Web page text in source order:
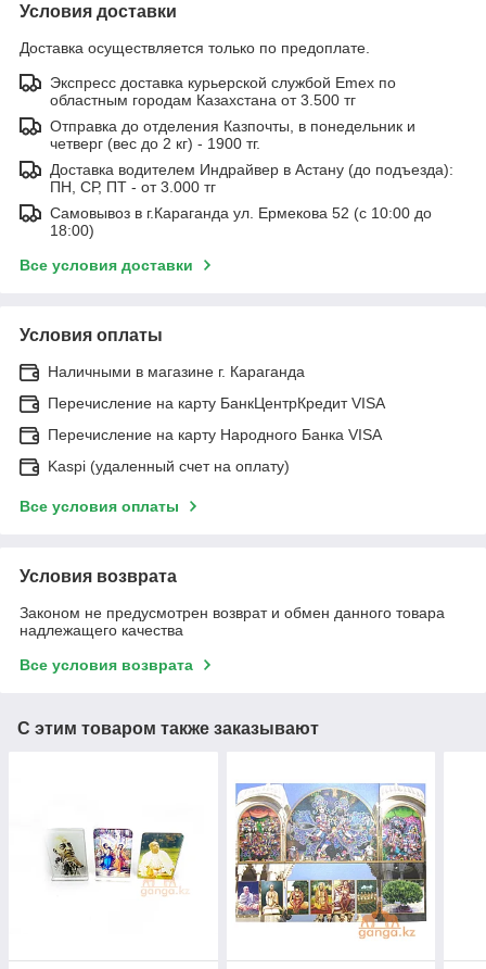
Условия доставки
Доставка осуществляется только по предоплате.
Экспресс доставка курьерской службой Emex по
областным городам Казахстана от 3.500 тг
Отправка до отделения Казпочты, в понедельник и
четверг (вес до 2 кг) - 1900 тг.
Доставка водителем Индрайвер в Астану (до подъезда):
ПН, СР, ПТ - от 3.000 тг
Самовывоз в г.Караганда ул. Ермекова 52 (с 10:00 до
18:00)
Все условия доставки
Условия оплаты
Наличными в магазине г. Караганда
Перечисление на карту БанкЦентрКредит VISA
Перечисление на карту Народного Банка VISA
Kaspi (удаленный счет на оплату)
Все условия оплаты
Условия возврата
Законом не предусмотрен возврат и обмен данного товара
надлежащего качества
Все условия возврата
С этим товаром также заказывают